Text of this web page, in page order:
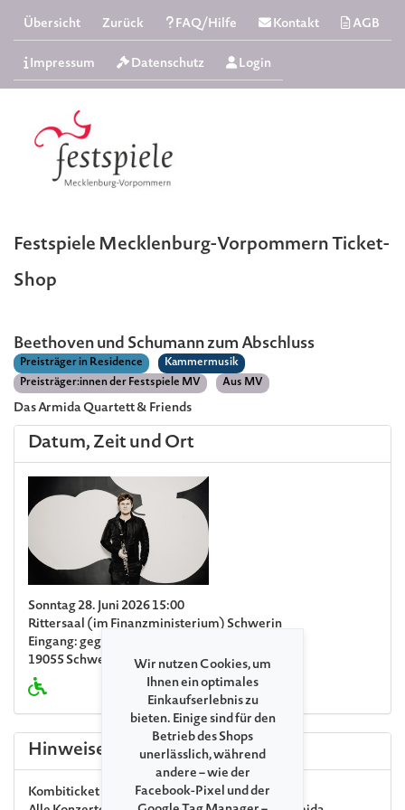
Übersicht Zurück FAQ/Hilfe Kontakt AGB
Impressum Datenschutz Login
Festspiele Mecklenburg-Vorpommern Ticket-
Shop
Beethoven und Schumann zum Abschluss
Preisträger in Residence
Kammermusik
Preisträger:innen der Festspiele MV
Aus MV
Das Armida Quartett & Friends
Datum, Zeit und Ort
Sonntag 28. Juni 2026 15:00
Rittersaal (im Finanzministerium) Schwerin
Eingang: gegenüber Ritterstraße 14/16
19055 Schwerin
Hinweise
Kombiticket
Wir nutzen Cookies, um
Ihnen ein optimales
Einkaufserlebnis zu
bieten. Einige sind für den
Betrieb des Shops
unerlässlich, während
andere – wie der
Facebook-Pixel und der